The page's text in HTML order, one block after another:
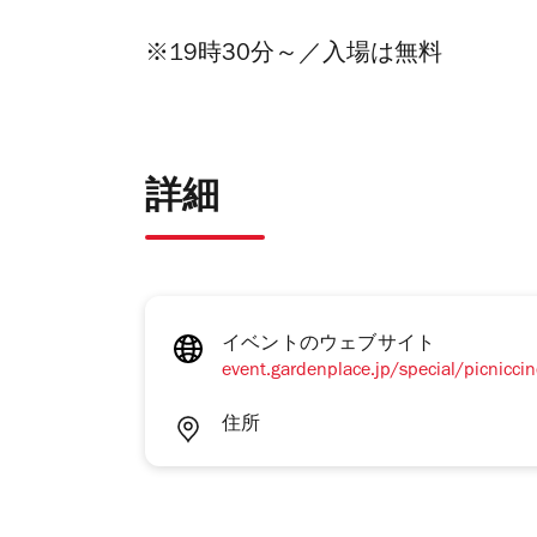
※19時30分～／入場は無料
詳細
イベントのウェブサイト
event.gardenplace.jp/special/
住所